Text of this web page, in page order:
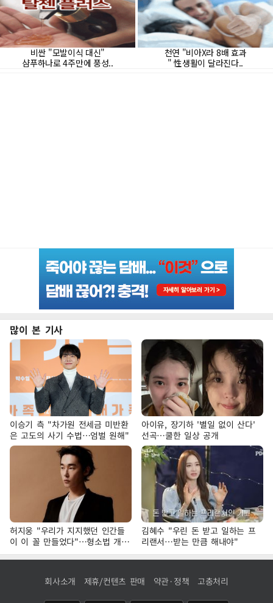
많이 본 기사
이승기 측 "차가원 전세금 미반환
은 고도의 사기 수법…엄벌 원해"
아이유, 장기하 '별일 없이 산다'
선곡…쿨한 일상 공개
허지웅 "우리가 지지했던 인간들
이 이 꼴 만들었다"…형소법 개정
에 격한 반응
김혜수 "우린 돈 받고 일하는 프
리랜서…받는 만큼 해내야"
회사소개 제휴/컨텐츠 판매 약관·정책 고충처리